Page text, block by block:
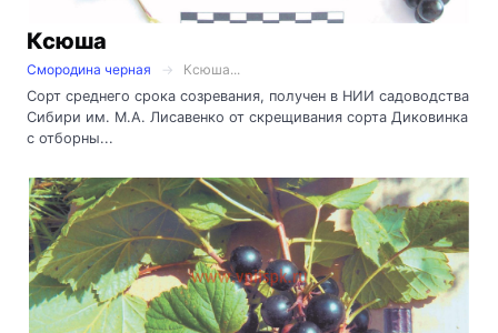
Ксюша
Смородина черная
Ксюша...
Сорт среднего срока созревания, получен в НИИ садоводства
Сибири им. М.А. Лисавенко от скрещивания сорта Диковинка
с отборны...